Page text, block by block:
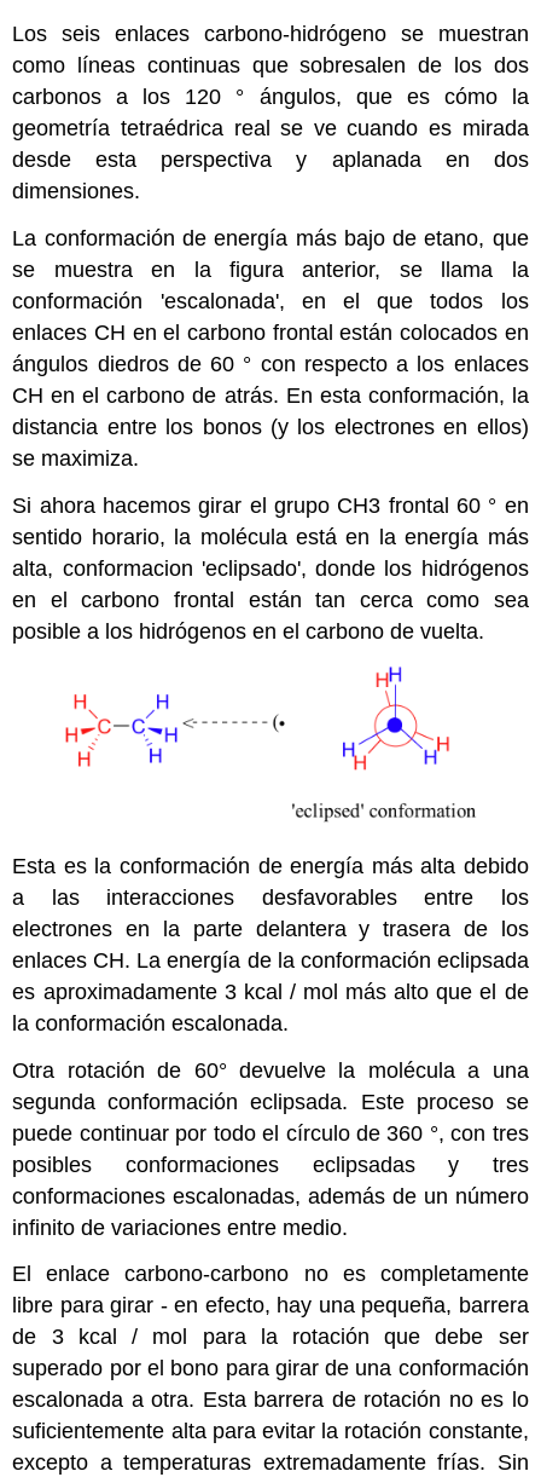
Los seis enlaces carbono-hidrógeno se muestran
como líneas continuas que sobresalen de los dos
carbonos a los 120 ° ángulos, que es cómo la
geometría tetraédrica real se ve cuando es mirada
desde esta perspectiva y aplanada en dos
dimensiones.
La conformación de energía más bajo de etano, que
se muestra en la figura anterior, se llama la
conformación 'escalonada', en el que todos los
enlaces CH en el carbono frontal están colocados en
ángulos diedros de 60 ° con respecto a los enlaces
CH en el carbono de atrás. En esta conformación, la
distancia entre los bonos (y los electrones en ellos)
se maximiza.
Si ahora hacemos girar el grupo CH3 frontal 60 ° en
sentido horario, la molécula está en la energía más
alta, conformacion 'eclipsado', donde los hidrógenos
en el carbono frontal están tan cerca como sea
posible a los hidrógenos en el carbono de vuelta.
Esta es la conformación de energía más alta debido
a las interacciones desfavorables entre los
electrones en la parte delantera y trasera de los
enlaces CH. La energía de la conformación eclipsada
es aproximadamente 3 kcal / mol más alto que el de
la conformación escalonada.
Otra rotación de 60° devuelve la molécula a una
segunda conformación eclipsada. Este proceso se
puede continuar por todo el círculo de 360 ​​°, con tres
posibles conformaciones eclipsadas y tres
conformaciones escalonadas, además de un número
infinito de variaciones entre medio.
El enlace carbono-carbono no es completamente
libre para girar - en efecto, hay una pequeña, barrera
de 3 kcal / mol para la rotación que debe ser
superado por el bono para girar de una conformación
escalonada a otra. Esta barrera de rotación no es lo
suficientemente alta para evitar la rotación constante,
excepto a temperaturas extremadamente frías. Sin